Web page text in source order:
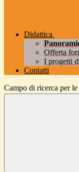
Didattica
Offerta
I progetti
Contatti
Campo di ricerca per